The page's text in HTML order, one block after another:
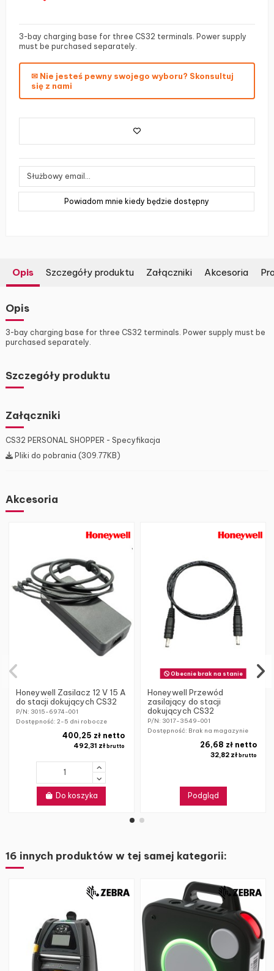
3-bay charging base for three CS32 terminals. Power supply
must be purchased separately.
✉ Nie jesteś pewny swojego wyboru? Skonsultuj
się z nami
Opis Szczegóły produktu Załączniki Akcesoria
Opis
3-bay charging base for three CS32 terminals. Power supply must be
purchased separately.
Szczegóły produktu
Załączniki
CS32 PERSONAL SHOPPER - Specyfikacja
Pliki do pobrania (309.77KB)
Akcesoria
Honeywell Zasilacz 12 V 15 A
do stacji dokujących CS32
P/N: 3015-6974-001
Dostępność: 2-5 dni robocze
492,31 złbrutto
400,25 zł netto
Do koszyka
Obecnie brak na stanie
Honeywell Przewód
zasilający do stacji
dokujących CS32
P/N: 3017-3549-001
Dostępność: Brak na magazynie
32,82 zł brutto
26,68 zł netto
Podgląd
16 innych produktów w tej samej kategorii: